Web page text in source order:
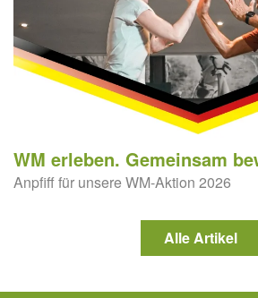
WM erleben. Gemeinsam
Anpfiff für unsere WM-Aktion 2026
Alle Artikel